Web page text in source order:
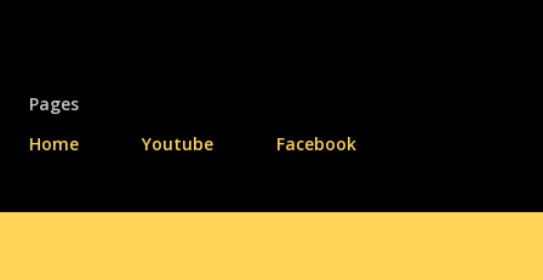
Pages
Home
Youtube Facebook